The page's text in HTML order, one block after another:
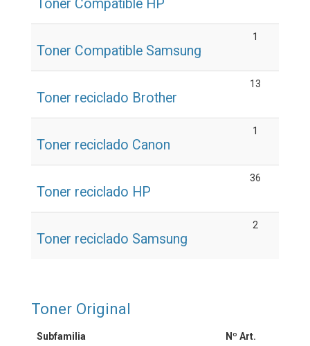
Toner Compatible HP
Toner Compatible Samsung
1
Toner reciclado Brother
13
Toner reciclado Canon
1
Toner reciclado HP
36
Toner reciclado Samsung
2
Toner Original
Subfamilia Nº Art.